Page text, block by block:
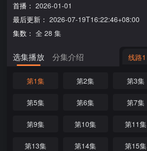
首播： 2026-01-01
最后更新： 2026-07-19T16:22:46+08:00
集数： 全 28 集
选集播放 分集介绍 线路1
第1集 第2集 第3集
第5集 第6集 第7集
第9集 第10集 第11集
第13集 第14集 第15集